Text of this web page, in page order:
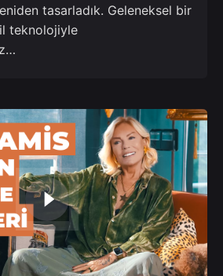
tasarladık. Geleneksel bir
teknolojiyle